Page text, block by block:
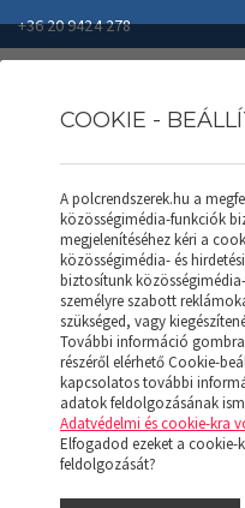
+36 20 9424 278
Polcrendszerek Termékek
AM060 - F Merevítő lemez - festett
AM060 - F
COOKIE -
A polcrendszerek.hu a
közösségimédia-funkciók
megjelenítéséhez kéri a
közösségimédia- és
biztosítunk
személyre szabott
szükséged, vagy
További információ
részéről elérhető Cookie-
kapcsolatos további
adatok feldolgozásának
Adatvédelmi és cookie-kra
Elfogadod ezeket a cookie-
feldolgozását?